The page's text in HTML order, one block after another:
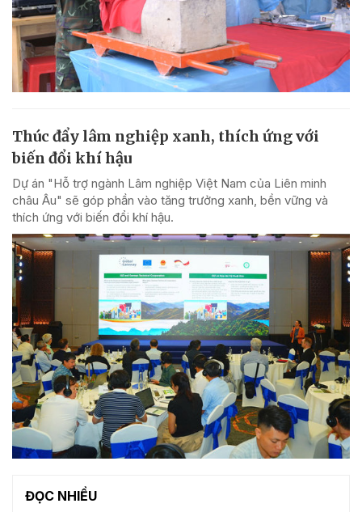
Thúc đẩy lâm nghiệp xanh, thích ứng với
biến đổi khí hậu
Dự án "Hỗ trợ ngành Lâm nghiệp Việt Nam của Liên minh
châu Âu" sẽ góp phần vào tăng trưởng xanh, bền vững và
thích ứng với biến đổi khí hậu.
ĐỌC NHIỀU